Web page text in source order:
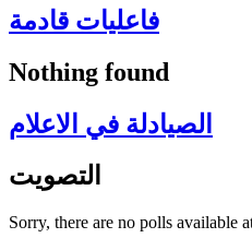
فاعليات قادمة
Nothing found
الصيادلة في الاعلام
التصويت
Sorry, there are no polls available